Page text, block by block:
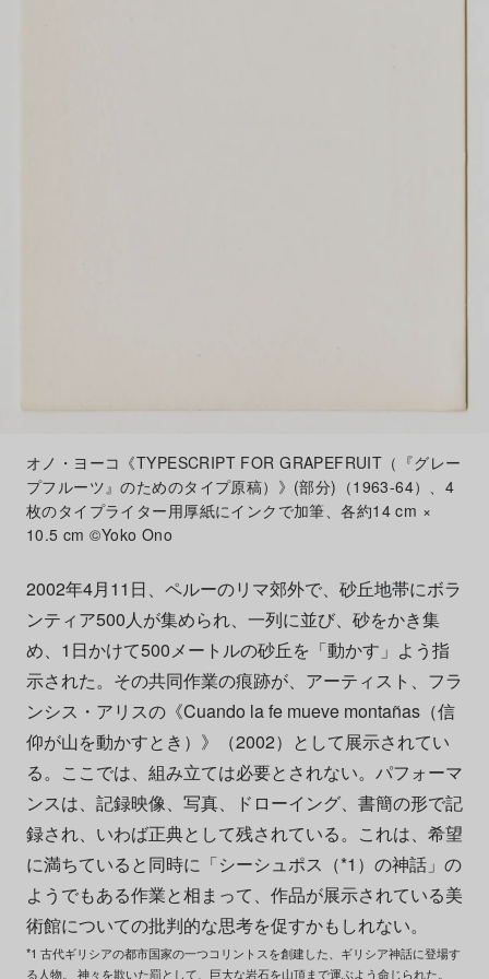
オノ・ヨーコ《TYPESCRIPT FOR GRAPEFRUIT（『グレー
プフルーツ』のためのタイプ原稿）》(部分)（1963-64）、4
枚のタイプライター用厚紙にインクで加筆、各約14 cm ×
10.5 cm ©Yoko Ono
2002年4月11日、ペルーのリマ郊外で、砂丘地帯にボラ
ンティア500人が集められ、一列に並び、砂をかき集
め、1日かけて500メートルの砂丘を「動かす」よう指
示された。その共同作業の痕跡が、アーティスト、フラ
ンシス・アリスの《Cuando la fe mueve montañas（信
仰が山を動かすとき）》（2002）として展示されてい
る。ここでは、組み立ては必要とされない。パフォーマ
ンスは、記録映像、写真、ドローイング、書簡の形で記
録され、いわば正典として残されている。これは、希望
に満ちていると同時に「シーシュポス（*1）の神話」の
ようでもある作業と相まって、作品が展示されている美
術館についての批判的な思考を促すかもしれない。
*1 古代ギリシアの都市国家の一つコリントスを創建した、ギリシア神話に登場す
る人物。 神々を欺いた罰として、巨大な岩石を山頂まで運ぶよう命じられた。